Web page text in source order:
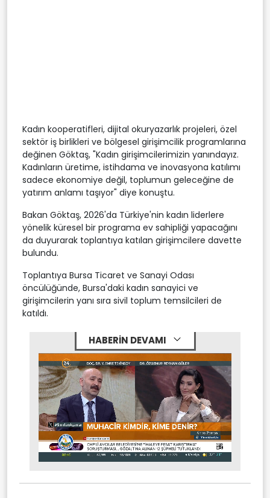
Kadın kooperatifleri, dijital okuryazarlık projeleri, özel
sektör iş birlikleri ve bölgesel girişimcilik programlarına
değinen Göktaş, "Kadın girişimcilerimizin yanındayız.
Kadınların üretime, istihdama ve inovasyona katılımı
sadece ekonomiye değil, toplumun geleceğine de
yatırım anlamı taşıyor" diye konuştu.
Bakan Göktaş, 2026'da Türkiye'nin kadın liderlere
yönelik küresel bir programa ev sahipliği yapacağını
da duyurarak toplantıya katılan girişimcilere davette
bulundu.
Toplantıya Bursa Ticaret ve Sanayi Odası
öncülüğünde, Bursa'daki kadın sanayici ve
girişimcilerin yanı sıra sivil toplum temsilcileri de
katıldı.
HABERİN DEVAMI
Mute Stream